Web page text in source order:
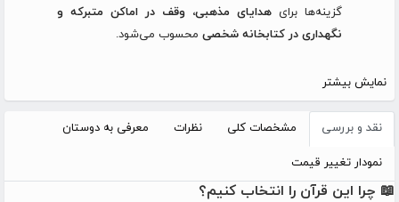
گزینه‌ها برای هدایای مذهبی، وقف در اماکن متبرکه و
نگهداری در کتابخانه شخصی محسوب می‌شود.
نمایش بیشتر
نقد و بررسی مشخصات کلی نظرات معرفی به دوستان
نمودار تغییر قیمت
📖 چرا این قرآن را انتخاب کنیم؟